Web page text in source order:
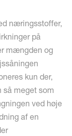
næringsstoffer,
på
mængden og
kun der,
så meget som
ved høje
af en